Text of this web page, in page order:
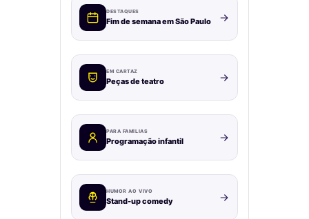
DESTAQUES
Fim de semana em São Paulo
EM CARTAZ
Peças de teatro
PARA FAMÍLIAS
Programação infantil
HUMOR AO VIVO
Stand-up comedy